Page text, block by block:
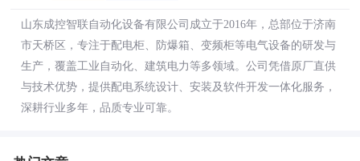
山东成控智联自动化设备有限公司成立于2016年，总部位于济南
市天桥区，专注于配电柜、防爆箱、变频柜等电气设备的研发与
生产，覆盖工业自动化、建筑电力等多领域。公司凭借原厂直供
与技术优势，提供配电系统设计、安装及软件开发一体化服务，
深耕行业多年，品质专业可靠。